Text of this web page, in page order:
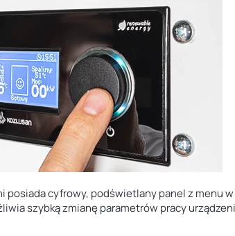
posiada cyfrowy, podświetlany panel z menu
szybką zmianę parametrów pracy